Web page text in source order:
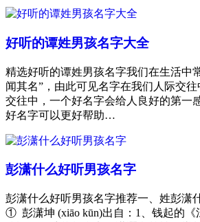
好听的谭姓男孩名字大全
精选好听的谭姓男孩名字我们在生活中
闻其名”，由此可见名字在我们人际交
交往中，一个好名字会给人良好的第一
好名字可以更好帮助…
彭潇什么好听男孩名字
彭潇什么好听男孩名字推荐一、姓彭潇
① 彭潇坤 (xiāo kūn)出自：1、钱起的《